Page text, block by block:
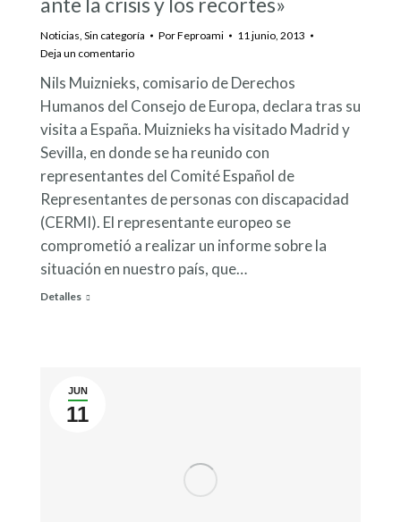
Noticias, Sin categoría PorFeproami
11 junio, 2013
Deja un comentario
Nils Muiznieks, comisario de Derechos
Humanos del Consejo de Europa, declara tras su
visita a España. Muiznieks ha visitado Madrid y
Sevilla, en donde se ha reunido con
representantes del Comité Español de
Representantes de personas con discapacidad
(CERMI). El representante europeo se
comprometió a realizar un informe sobre la
situación en nuestro país, que…
Detalles
JUN
11